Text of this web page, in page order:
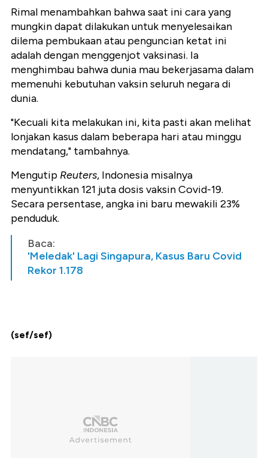
Rimal menambahkan bahwa saat ini cara yang
mungkin dapat dilakukan untuk menyelesaikan
dilema pembukaan atau penguncian ketat ini
adalah dengan menggenjot vaksinasi. Ia
menghimbau bahwa dunia mau bekerjasama dalam
memenuhi kebutuhan vaksin seluruh negara di
dunia.
"Kecuali kita melakukan ini, kita pasti akan melihat
lonjakan kasus dalam beberapa hari atau minggu
mendatang," tambahnya.
Mengutip Reuters, Indonesia misalnya
menyuntikkan 121 juta dosis vaksin Covid-19.
Secara persentase, angka ini baru mewakili 23%
penduduk.
Baca:
'Meledak' Lagi Singapura, Kasus Baru Covid
Rekor 1.178
(sef/sef)